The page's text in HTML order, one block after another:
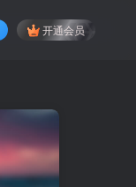
开通会员